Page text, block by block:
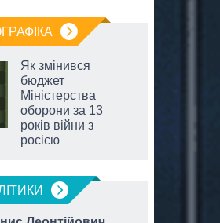
Як змінився
бюджет
Міністерства
оборони за 13
років війни з
росією